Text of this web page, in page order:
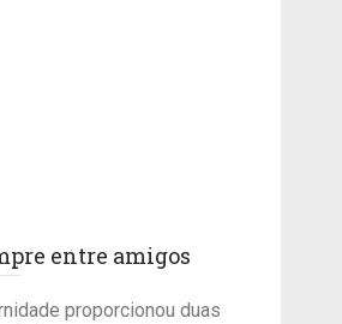
entre amigos
proporcionou duas